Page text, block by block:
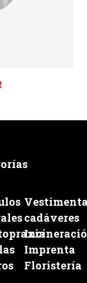
cadáveres
Imprenta
Floristería